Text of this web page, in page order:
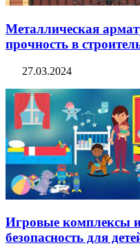
Металлическая
прочность в
27.03.2024
Игровые комплексы
безопасность для